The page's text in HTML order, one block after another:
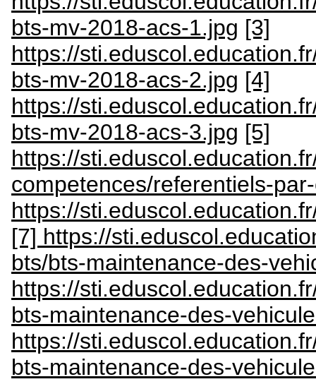
bts-mv-2018-acs-1.jpg [3]
https://
bts-mv-2018-acs-2.jpg [4]
https://
bts-mv-2018-acs-3.jpg [5]
https://
competences/referentiels-
https://
[7] https://
bts/bts-maintenance-des-
https://
bts-maintenance-des-
https://
bts-maintenance-des-